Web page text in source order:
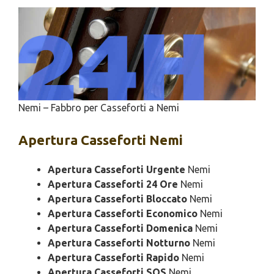
Nemi – Fabbro per Casseforti a Nemi
Apertura Casseforti Nemi
Apertura Casseforti Urgente Nemi
Apertura Casseforti 24 Ore Nemi
Apertura Casseforti Bloccato Nemi
Apertura Casseforti Economico Nemi
Apertura Casseforti Domenica Nemi
Apertura Casseforti Notturno Nemi
Apertura Casseforti Rapido Nemi